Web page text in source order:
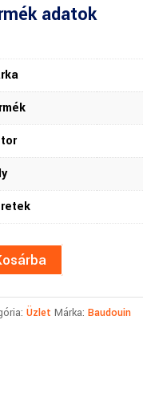
adatok
Üzlet Márka: Baudouin